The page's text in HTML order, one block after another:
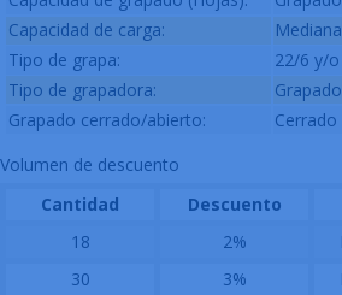
Capacidad de carga:
Mediana
Tipo de grapa:
22/6 y/
Tipo de grapadora:
Grapado cerrado/abierto:
Cerrado
Volumen de descuento
Cantidad
Descuento
18
2%
30
3%